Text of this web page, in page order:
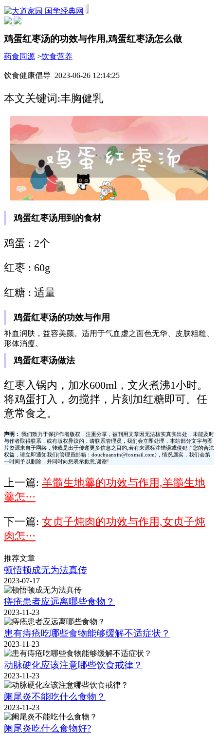
国学经典网
鸡蛋红枣汤的功效与作用,鸡蛋红枣汤怎么做
药食同源 >饮食营养
饮食健康倡导 2023-06-26 12:14:25
本文关键词:丰胸健乳
鸡蛋红枣汤用到的食材
鸡蛋 : 2个
红枣 : 60g
红糖 : 适量
鸡蛋红枣汤的功效与作用
补血润肤，益容美颜。适用于气血虚之面色无华、皮肤粗糙、
形体消瘦。
鸡蛋红枣汤做法
红枣入锅内，加水600ml，文火煮沸1小时。
将鸡蛋打入，勿搅拌，片刻加红糖即可。任
意常食之。
声明：
我们致力于保护作者版权，注重分享，被刊用文章因无法核实真实出处，未能及时
与作者取得联系，或有版权异议的，请联系管理员，我们会立即处理，本站部分文字与图
片资源来自于网络，转载是出于传递更多信息之目的,若有来源标注错误或侵犯了您的合法
权益，请立即通知我们(管理员邮箱：douchuanxin@foxmail.com)，情况属实，我们会第
一时间予以删除，并同时向您表示歉意,谢谢!
上一篇: 羊髓生地羹的功效与作用,羊髓生地
羹怎···
下一篇: 女贞子炖肉的功效与作用,女贞子炖
肉怎···
推荐文章
顿悟顿成无为法真传
2023-07-17
痔疮患者应远离哪些食物？
2023-11-23
患有痔疮吃哪些食物能够缓解不适症状？
2023-11-23
动脉硬化应该注意哪些饮食戒律？
2023-11-23
阑尾炎不能吃什么食物？
2023-11-23
阑尾炎吃什么食物好?